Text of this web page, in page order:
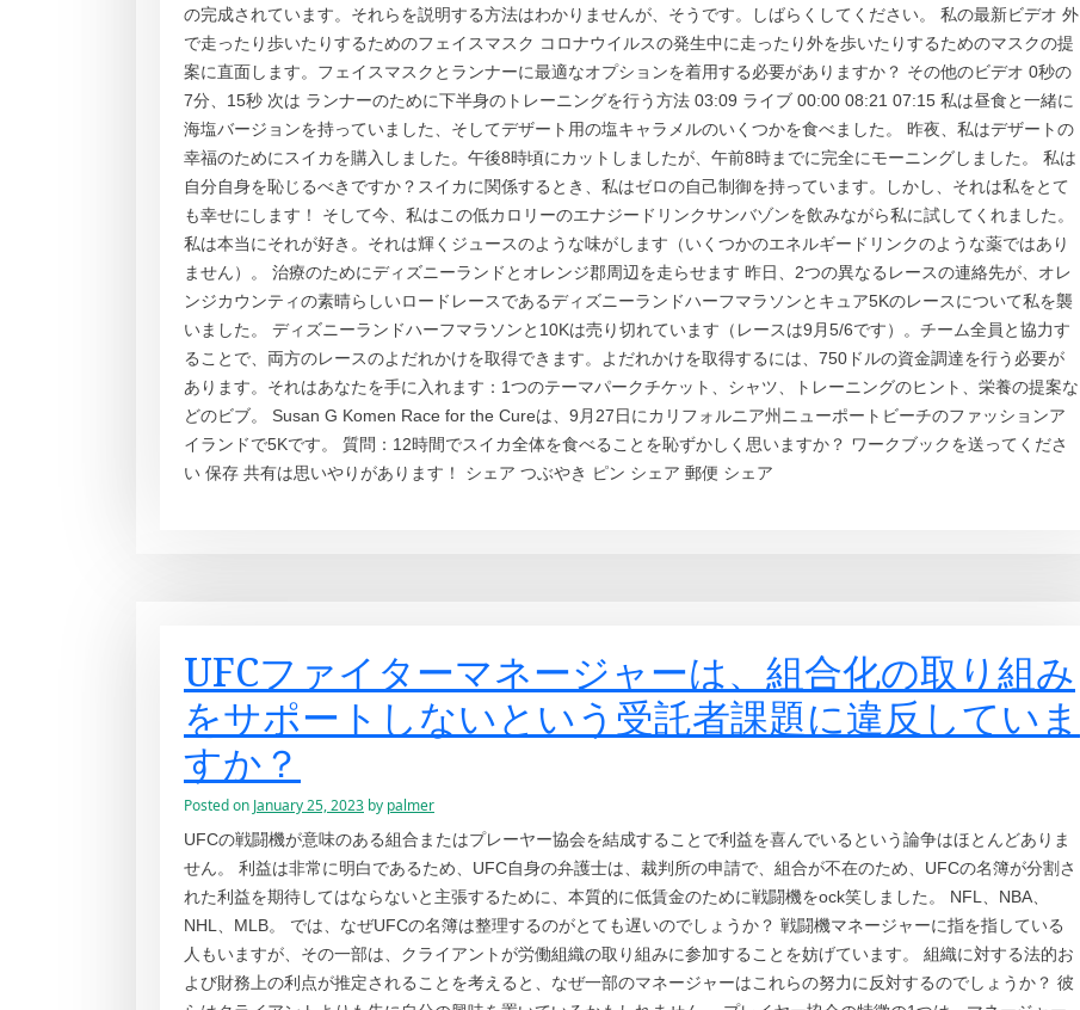
の完成されています。それらを説明する方法はわかりませんが、そうです。しばらくしてください。 私の最新ビデオ 外
で走ったり歩いたりするためのフェイスマスク コロナウイルスの発生中に走ったり外を歩いたりするためのマスクの提
案に直面します。フェイスマスクとランナーに最適なオプションを着用する必要がありますか？ その他のビデオ 0秒の
7分、15秒 次は ランナーのために下半身のトレーニングを行う方法 03:09 ライブ 00:00 08:21 07:15 私は昼食と一緒に
海塩バージョンを持っていました、そしてデザート用の塩キャラメルのいくつかを食べました。 昨夜、私はデザートの
幸福のためにスイカを購入しました。午後8時頃にカットしましたが、午前8時までに完全にモーニングしました。 私は
自分自身を恥じるべきですか？スイカに関係するとき、私はゼロの自己制御を持っています。しかし、それは私をとて
も幸せにします！ そして今、私はこの低カロリーのエナジードリンクサンバゾンを飲みながら私に試してくれました。
私は本当にそれが好き。それは輝くジュースのような味がします（いくつかのエネルギードリンクのような薬ではあり
ません）。 治療のためにディズニーランドとオレンジ郡周辺を走らせます 昨日、2つの異なるレースの連絡先が、オレ
ンジカウンティの素晴らしいロードレースであるディズニーランドハーフマラソンとキュア5Kのレースについて私を襲
いました。 ディズニーランドハーフマラソンと10Kは売り切れています（レースは9月5/6です）。チーム全員と協力す
ることで、両方のレースのよだれかけを取得できます。よだれかけを取得するには、750ドルの資金調達を行う必要が
あります。それはあなたを手に入れます：1つのテーマパークチケット、シャツ、トレーニングのヒント、栄養の提案な
どのビブ。 Susan G Komen Race for the Cureは、9月27日にカリフォルニア州ニューポートビーチのファッションア
イランドで5Kです。 質問：12時間でスイカ全体を食べることを恥ずかしく思いますか？ ワークブックを送ってくださ
い 保存 共有は思いやりがあります！ シェア つぶやき ピン シェア 郵便 シェア
UFCファイターマネージャーは、組合化の取り組み
をサポートしないという受託者課題に違反していま
すか？
Posted on January 25, 2023 by palmer
UFCの戦闘機が意味のある組合またはプレーヤー協会を結成することで利益を喜んでいるという論争はほとんどありま
せん。 利益は非常に明白であるため、UFC自身の弁護士は、裁判所の申請で、組合が不在のため、UFCの名簿が分割さ
れた利益を期待してはならないと主張するために、本質的に低賃金のために戦闘機をock笑しました。 NFL、NBA、
NHL、MLB。 では、なぜUFCの名簿は整理するのがとても遅いのでしょうか？ 戦闘機マネージャーに指を指している
人もいますが、その一部は、クライアントが労働組織の取り組みに参加することを妨げています。 組織に対する法的お
よび財務上の利点が推定されることを考えると、なぜ一部のマネージャーはこれらの努力に反対するのでしょうか？ 彼